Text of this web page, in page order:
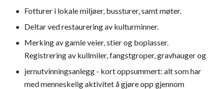
Fotturer i lokale miljøer, bussturer, samt møter.
Deltar ved restaurering av kulturminner.
Merking av gamle veier, stier og boplasser.
Registrering av kullmiler, fangstgroper, gravhauger og
jernutvinningsanlegg - kort oppsummert: alt som har
med menneskelig aktivitet å gjøre opp gjennom